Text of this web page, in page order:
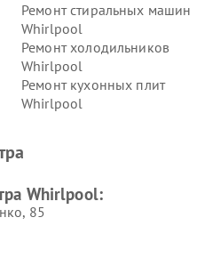
Ремонт стиральных машин
Whirlpool
Ремонт холодильников
Whirlpool
Ремонт кухонных плит
Whirlpool
Whirlpool:
85